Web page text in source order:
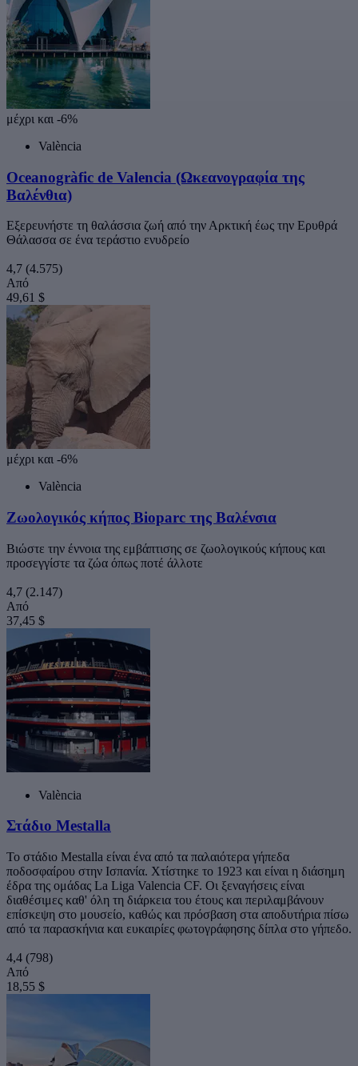
μέχρι και -6%
València
Oceanogràfic de Valencia (Ωκεανογραφία της
Βαλένθια)
Εξερευνήστε τη θαλάσσια ζωή από την Αρκτική έως την Ερυθρά
Θάλασσα σε ένα τεράστιο ενυδρείο
4,7 (4.575)
Από
49,61 $
μέχρι και -6%
València
Ζωολογικός κήπος Bioparc της Βαλένσια
Βιώστε την έννοια της εμβάπτισης σε ζωολογικούς κήπους και
προσεγγίστε τα ζώα όπως ποτέ άλλοτε
4,7 (2.147)
Από
37,45 $
València
Στάδιο Mestalla
Το στάδιο Mestalla είναι ένα από τα παλαιότερα γήπεδα
ποδοσφαίρου στην Ισπανία. Χτίστηκε το 1923 και είναι η διάσημη
έδρα της ομάδας La Liga Valencia CF. Οι ξεναγήσεις είναι
διαθέσιμες καθ' όλη τη διάρκεια του έτους και περιλαμβάνουν
επίσκεψη στο μουσείο, καθώς και πρόσβαση στα αποδυτήρια πίσω
από τα παρασκήνια και ευκαιρίες φωτογράφησης δίπλα στο γήπεδο.
4,4 (798)
Από
18,55 $